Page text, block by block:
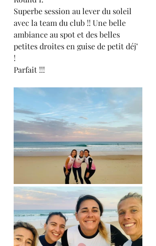
Superbe session au lever du soleil
avec la team du club !! Une belle
ambiance au spot et des belles
petites droites en guise de petit déj’
!
Parfait !!!